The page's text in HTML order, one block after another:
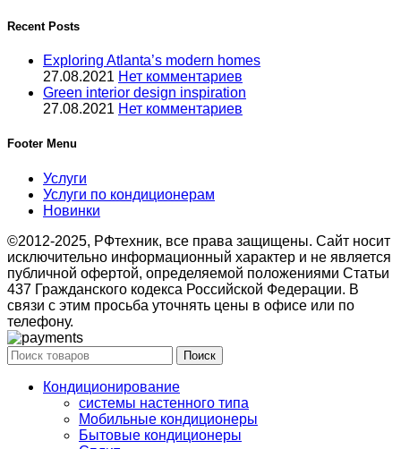
Recent Posts
Exploring Atlanta’s modern homes
27.08.2021 Нет комментариев
Green interior design inspiration
27.08.2021 Нет комментариев
Footer Menu
Услуги
Услуги по кондиционерам
Новинки
©2012-2025, РФтехник, все права защищены. Сайт носит
исключительно информационный характер и не является
публичной офертой, определяемой положениями Статьи
437 Гражданского кодекса Российской Федерации. В
связи с этим просьба уточнять цены в офисе или по
телефону.
Поиск
Кондиционирование
системы настенного типа
Мобильные кондиционеры
Бытовые кондиционеры